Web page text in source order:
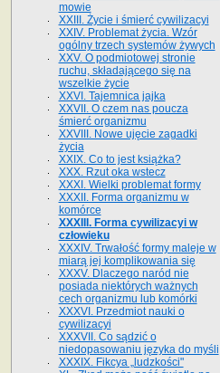
mowie
XXIII. Życie i śmierć cywilizacyi
XXIV. Problemat życia. Wzór
ogólny trzech systemów żywych
XXV. O podmiotowej stronie
ruchu, składającego się na
wszelkie życie
XXVI. Tajemnica jajka
XXVII. O czem nas poucza
śmierć organizmu
XXVIII. Nowe ujęcie zagadki
życia
XXIX. Co to jest książka?
XXX. Rzut oka wstecz
XXXI. Wielki problemat formy
XXXII. Forma organizmu w
komórce
XXXIII. Forma cywilizacyi w
człowieku
XXXIV. Trwałość formy maleje w
miarą jej komplikowania się
XXXV. Dlaczego naród nie
posiada niektórych ważnych
cech organizmu lub komórki
XXXVI. Przedmiot nauki o
cywilizacyi
XXXVII. Co sądzić o
niedopasowaniu języka do myśli
XXXIX. Fikcya „ludzkości"